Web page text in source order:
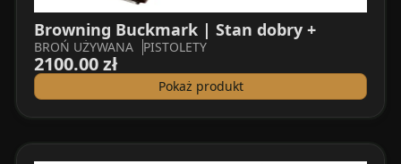
Browning Buckmark | Stan dobry +
BROŃ UŻYWANA PISTOLETY
2100.00 zł
Pokaż produkt